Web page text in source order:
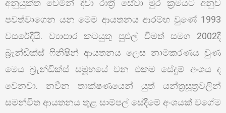
අනුයුක්ත වෙමින් දිවා රාත්‍රී සේවා මුර ක්‍රමයට අනුව
පවත්වාගෙන යන මෙම ආයතනය ආරම්භ වුණේ 1993
වසරේදීයි. ව්‍යාපාර කටයුතු පුළුල් වීමත් සමග 2002දී
බ්‍රැන්ඩික්ස් ෆිනිෂින් ආයතනය ලෙස නාමකරණය වුණ
මෙය බ්‍රැන්ඩික්ස් සමූහයේ වන එකම සේදුම් අංශය ද
වෙනවා. නවීන තාක්ෂණයෙන් යුත් යන්ත්‍රසූත්‍රවලින්
සමන්විත ආයතනය තුළ සාම්පල් සේදීමේ අංශයක් වගේම